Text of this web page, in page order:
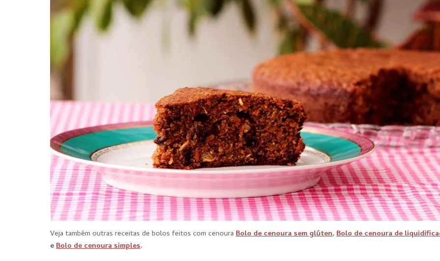
Veja também outras receitas de bolos feitos com cenoura Bolo de cenoura sem glúten, Bolo de cenoura de
eBolo de cenoura simples.